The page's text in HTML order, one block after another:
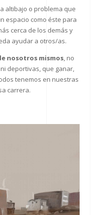
altibajo o problema que
espacio como éste para
cerca de los demás y
ayudar a otros/as.
nosotros mismos, no
deportivas, que ganar,
tenemos en nuestras
carrera.